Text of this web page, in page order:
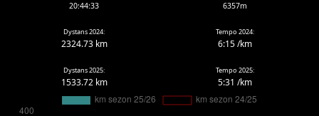
20:44:33
6357m
Dystans 2024:
2324.73 km
Tempo 2024:
6:15 /km
Dystans 2025:
1533.72 km
Tempo 2025:
5:31 /km